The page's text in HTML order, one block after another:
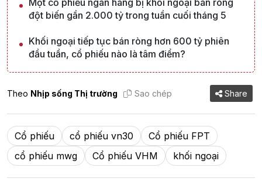
Một cổ phiếu ngân hàng bị khối ngoại bán ròng
đột biến gần 2.000 tỷ trong tuần cuối tháng 5
Khối ngoại tiếp tục bán ròng hơn 600 tỷ phiên
đầu tuần, cổ phiếu nào là tâm điểm?
Theo Nhịp sống Thị trường Sao chép Share
Cổ phiếu cổ phiếu vn30
Cổ phiếu FPT
cổ phiếu mwg
Cổ phiếu VHM khối ngoại